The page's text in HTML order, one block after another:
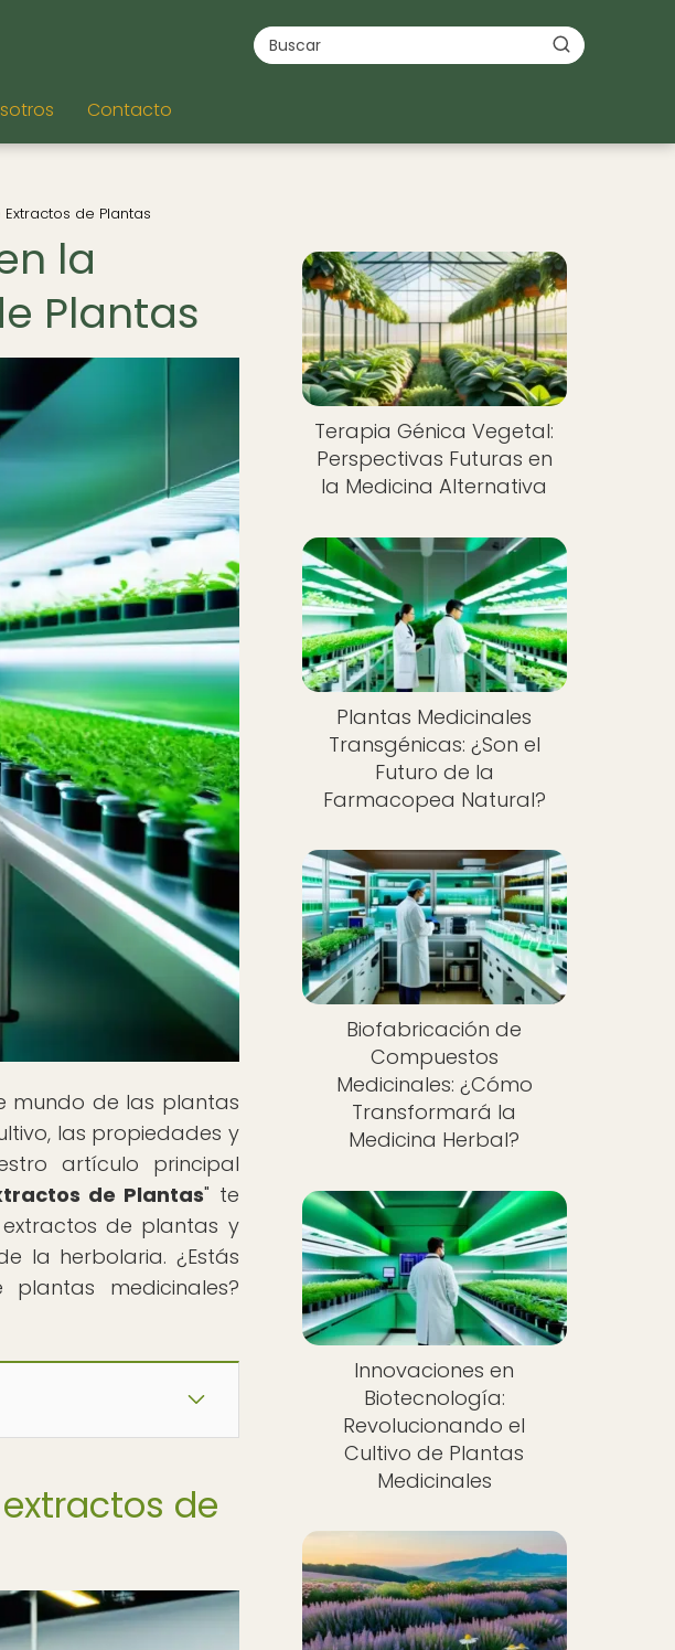
Contacto
de Plantas
la
Plantas
mundo de las plantas
las propiedades y
artículo principal
de Plantas" te
de plantas y
la herbolaria. ¿Estás
medicinales?
de
Terapia Génica Vegetal:
Perspectivas Futuras en
la Medicina Alternativa
Plantas Medicinales
Transgénicas: ¿Son el
Futuro de la
Farmacopea Natural?
Biofabricación de
Compuestos
Medicinales: ¿Cómo
Transformará la
Medicina Herbal?
Innovaciones en
Biotecnología:
Revolucionando el
Cultivo de Plantas
Medicinales